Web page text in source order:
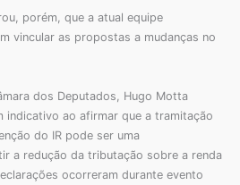
porém, que a atual equipe
vincular as propostas a mudanças no
dos Deputados, Hugo Motta
indicativo ao afirmar que a tramitação
do IR pode ser uma
a redução da tributação sobre a renda
ocorreram durante evento